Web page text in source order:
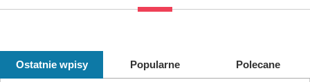
Ostatnie wpisy Popularne Polecane